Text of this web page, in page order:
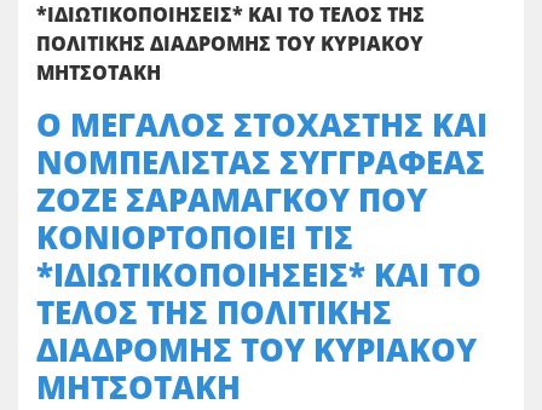
*ΙΔΙΩΤΙΚΟΠΟΙΗΣΕΙΣ* ΚΑΙ ΤΟ ΤΕΛΟΣ ΤΗΣ
ΠΟΛΙΤΙΚΗΣ ΔΙΑΔΡΟΜΗΣ ΤΟΥ ΚΥΡΙΑΚΟΥ
ΜΗΤΣΟΤΑΚΗ
Ο ΜΕΓΑΛΟΣ ΣΤΟΧΑΣΤΗΣ ΚΑΙ
ΝΟΜΠΕΛΙΣΤΑΣ ΣΥΓΓΡΑΦΕΑΣ
ΖΟΖΕ ΣΑΡΑΜΑΓΚΟΥ ΠΟΥ
ΚΟΝΙΟΡΤΟΠΟΙΕΙ ΤΙΣ
*ΙΔΙΩΤΙΚΟΠΟΙΗΣΕΙΣ* ΚΑΙ ΤΟ
ΤΕΛΟΣ ΤΗΣ ΠΟΛΙΤΙΚΗΣ
ΔΙΑΔΡΟΜΗΣ ΤΟΥ ΚΥΡΙΑΚΟΥ
ΜΗΤΣΟΤΑΚΗ